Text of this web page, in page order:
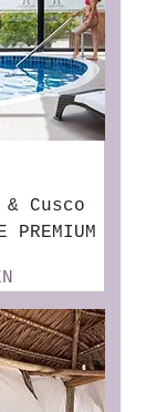
& Cusco
PREMIUM